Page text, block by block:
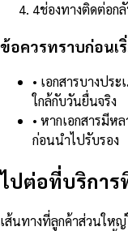
4ช่องทางติดต่อก
ข้อควรทราบก่อนเ
• เอกสารบางปร
ใกล้กับวันยื่นจริง
• หากเอกสารมีห
ก่อนนำไปรับรอง
ไปต่อที่บริการ
เส้นทางที่ลูกค้าส่วนให